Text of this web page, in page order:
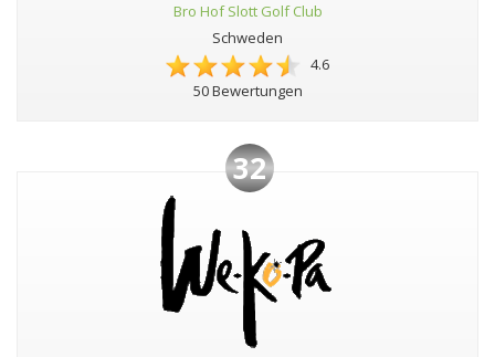
Bro Hof Slott Golf Club
Schweden
4.6
50 Bewertungen
32